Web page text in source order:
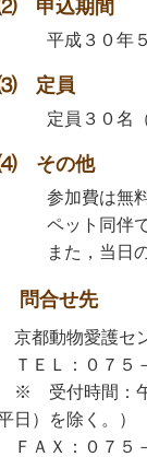
申込期間
平成３０年
定員
定員３０名
その他
参加費は無
ペット同伴
また，当日
問合せ先
京都動物愛護セ
ＴＥＬ：０７５
※ 受付時間：午
日）を除く。）
ＦＡＸ：０７５